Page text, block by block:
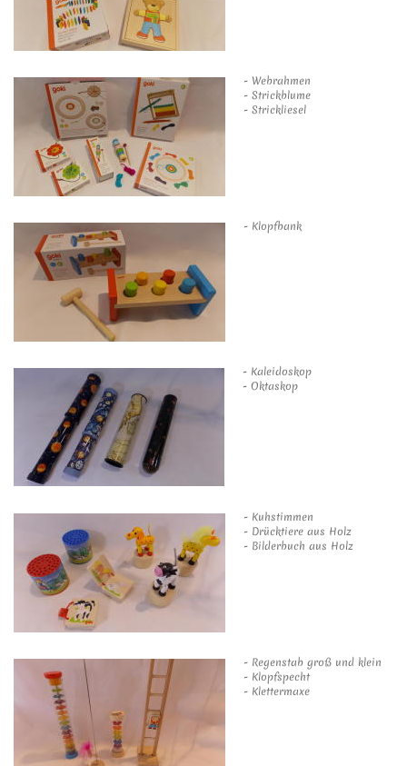
- Webrahmen
- Strickblume
- Strickliesel
- Klopfbank
- Kaleidoskop
- Oktaskop
- Kuhstimmen
- Drücktiere aus Holz
- Bilderbuch aus Holz
- Regenstab groß und klein
- Klopfspecht
- Klettermaxe